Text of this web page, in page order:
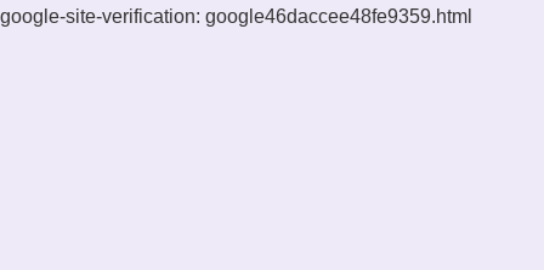
google-site-verification: google46daccee48fe9359.html